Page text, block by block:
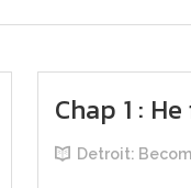
Chap 1 :
Detroit: Become Human :